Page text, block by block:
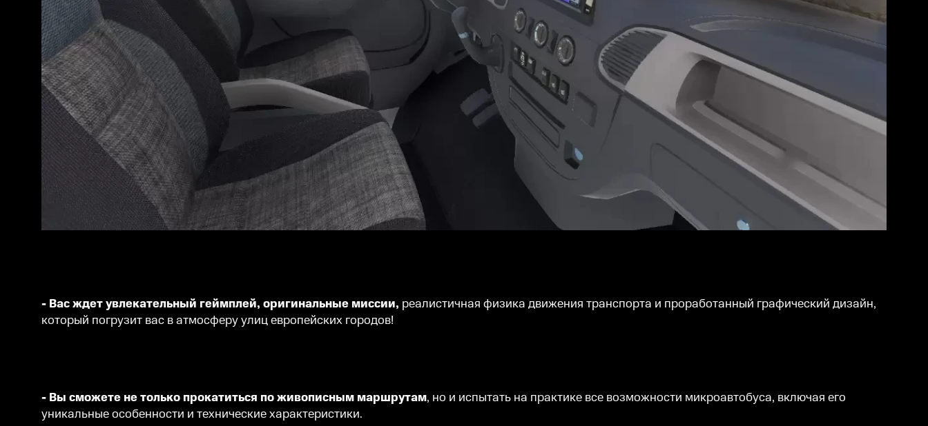
- Вас ждет увлекательный геймплей, оригинальные миссии, реалистичная физика движения транспорта и проработанный графический дизайн,
который погрузит вас в атмосферу улиц европейских городов!
- Вы сможете не только прокатиться по живописным маршрутам, но и испытать на практике все возможности микроавтобуса, включая его
уникальные особенности и технические характеристики.